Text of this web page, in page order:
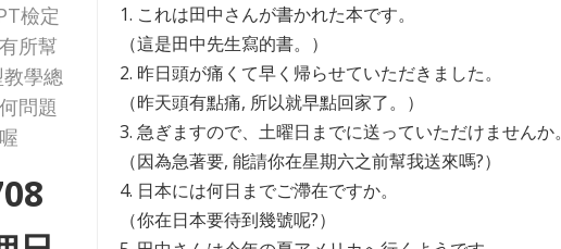
檢定
所幫
學總
問題
1. これは田中さんが書かれた本です。
（這是田中先生寫的書。）
2. 昨日頭が痛くて早く帰らせていただきました。
（昨天頭有點痛, 所以就早點回家了。）
3. 急ぎますので、土曜日までに送っていただけませんか。
（因為急著要, 能請你在星期六之前幫我送來嗎?）
4. 日本には何日までご滯在ですか。
（你在日本要待到幾號呢?）